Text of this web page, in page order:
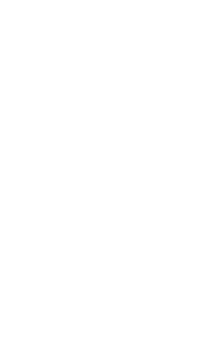
Tulipa bakeri Lilac
Die bienenfreundliche